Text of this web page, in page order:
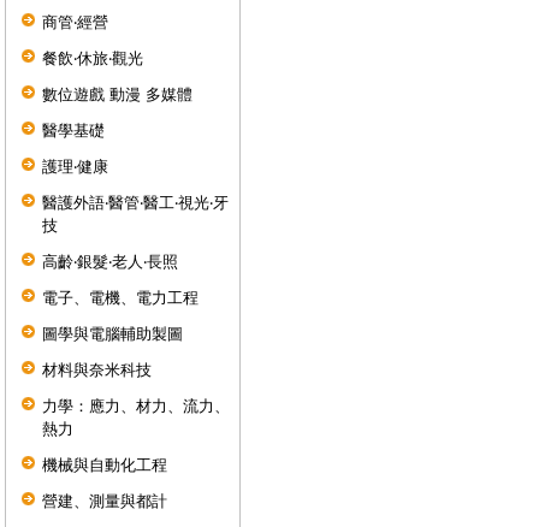
商管‧經營
餐飲‧休旅‧觀光
數位遊戲 動漫 多媒體
醫學基礎
護理‧健康
醫護外語‧醫管‧醫工‧視光‧牙
技
高齡‧銀髮‧老人‧長照
電子、電機、電力工程
圖學與電腦輔助製圖
材料與奈米科技
力學：應力、材力、流力、
熱力
機械與自動化工程
營建、測量與都計